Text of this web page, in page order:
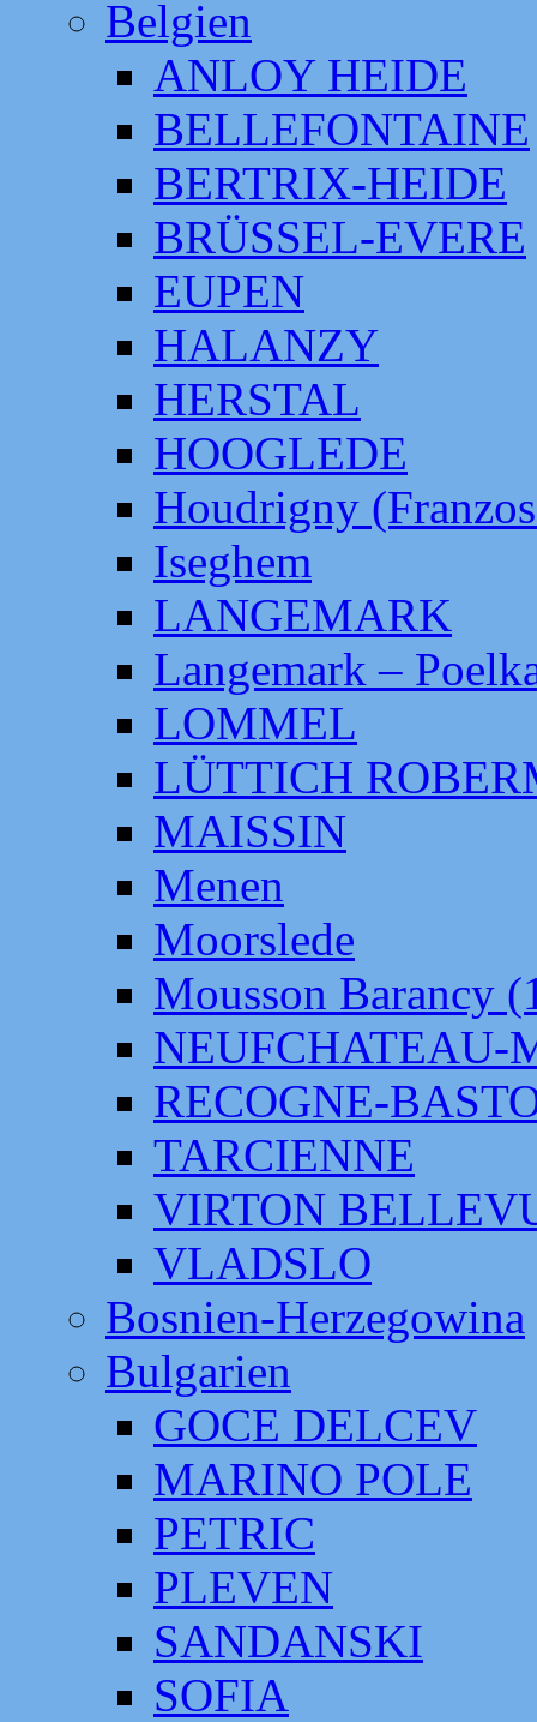
Belgien
ANLOY HEIDE
BELLEFONTAINE
BERTRIX-HEIDE
BRÜSSEL-EVERE
EUPEN
HALANZY
HERSTAL
HOOGLEDE
Houdrigny
Iseghem
LANGEMARK
Langemark –
LOMMEL
LÜTTICH
MAISSIN
Menen
Moorslede
Mousson Barancy
NEUFCHATEAU-
RECOGNE-
TARCIENNE
VIRTON
VLADSLO
Bosnien-Herzegowina
Bulgarien
GOCE DELCEV
MARINO POLE
PETRIC
PLEVEN
SANDANSKI
SOFIA